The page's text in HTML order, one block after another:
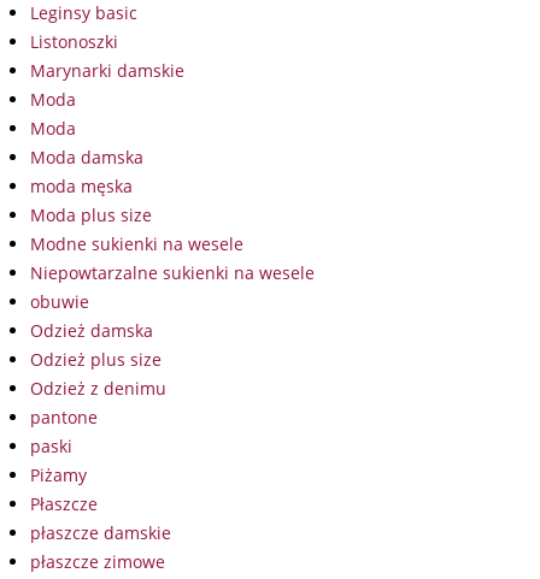
Leginsy basic
Listonoszki
Marynarki damskie
Moda
Moda
Moda damska
moda męska
Moda plus size
Modne sukienki na wesele
Niepowtarzalne sukienki na wesele
obuwie
Odzież damska
Odzież plus size
Odzież z denimu
pantone
paski
Piżamy
Płaszcze
płaszcze damskie
płaszcze zimowe